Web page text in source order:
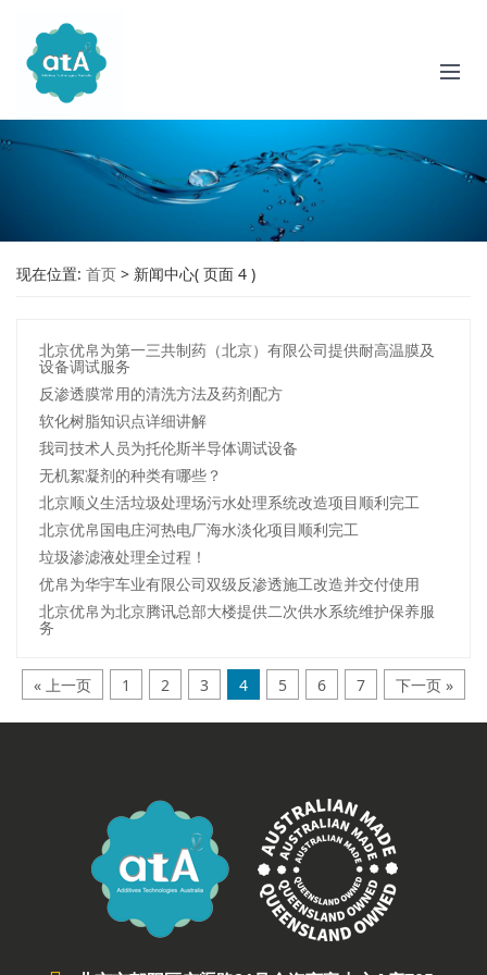
现在位置: 首页 > 新闻中心( 页面 4 )
北京优帛为第一三共制药（北京）有限公司提供耐高温膜及
设备调试服务
反渗透膜常用的清洗方法及药剂配方
软化树脂知识点详细讲解
我司技术人员为托伦斯半导体调试设备
无机絮凝剂的种类有哪些？
北京顺义生活垃圾处理场污水处理系统改造项目顺利完工
北京优帛国电庄河热电厂海水淡化项目顺利完工
垃圾渗滤液处理全过程！
优帛为华宇车业有限公司双级反渗透施工改造并交付使用
北京优帛为北京腾讯总部大楼提供二次供水系统维护保养服
务
« 上一页 1 2 3 4 5 6 7 下一页 »